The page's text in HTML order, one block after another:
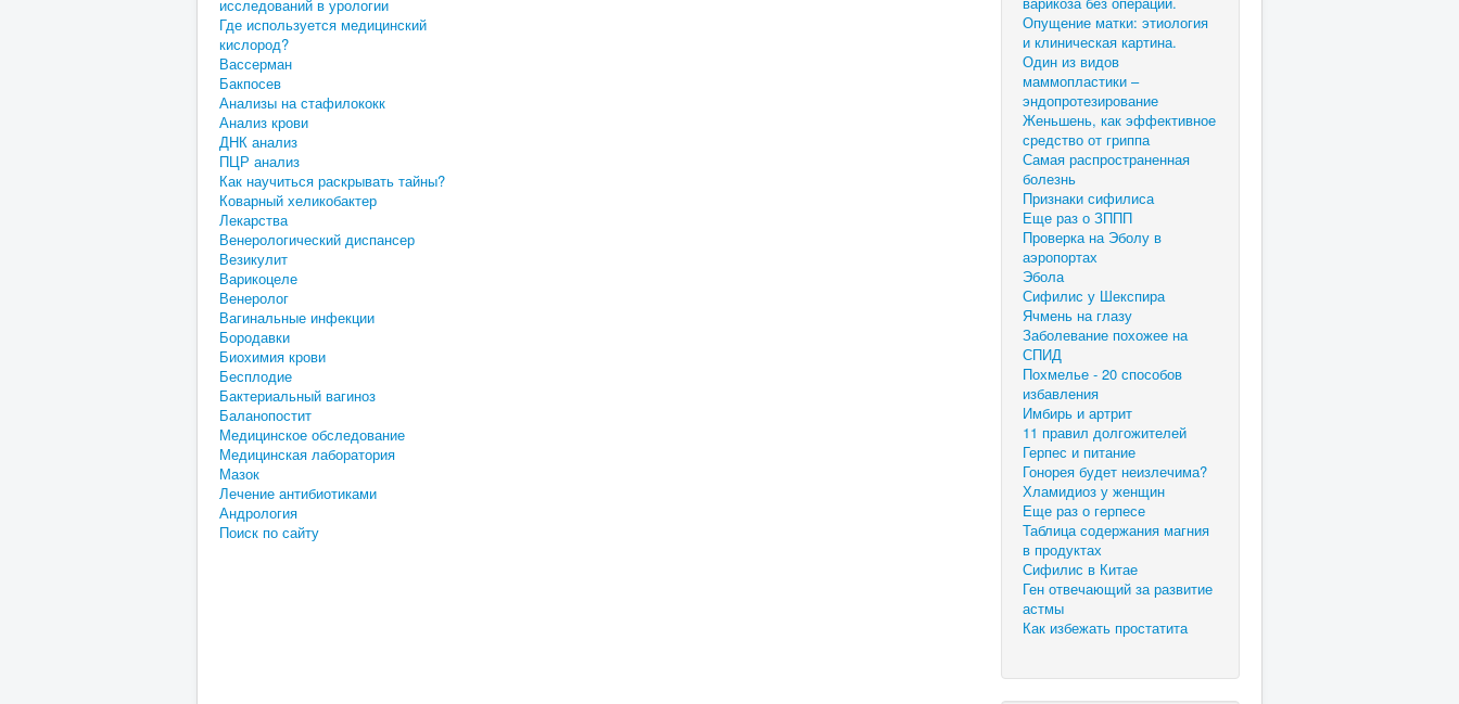
исследований в урологии
Где используется медицинский
кислород?
Вассерман
Бакпосев
Анализы на стафилококк
Анализ крови
ДНК анализ
ПЦР анализ
Как научиться раскрывать тайны?
Коварный хеликобактер
Лекарства
Венерологический диспансер
Везикулит
Варикоцеле
Венеролог
Вагинальные инфекции
Бородавки
Биохимия крови
Бесплодие
Бактериальный вагиноз
Баланопостит
Медицинское обследование
Медицинская лаборатория
Мазок
Лечение антибиотиками
Андрология
Поиск по сайту
Опущение матки: этиология
и клиническая картина.
Один из видов
маммопластики –
эндопротезирование
Женьшень, как эффективное
средство от гриппа
Самая распространенная
болезнь
Признаки сифилиса
Еще раз о ЗППП
Проверка на Эболу в
аэропортах
Эбола
Сифилис у Шекспира
Ячмень на глазу
Заболевание похожее на
СПИД
Похмелье - 20 способов
избавления
Имбирь и артрит
11 правил долгожителей
Герпес и питание
Гонорея будет неизлечима?
Хламидиоз у женщин
Еще раз о герпесе
Таблица содержания магния
в продуктах
Сифилис в Китае
Ген отвечающий за развитие
астмы
Как избежать простатита